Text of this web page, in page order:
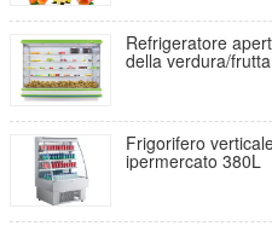
Refrigeratore
della verdura/
Frigorifero
ipermercato 380L